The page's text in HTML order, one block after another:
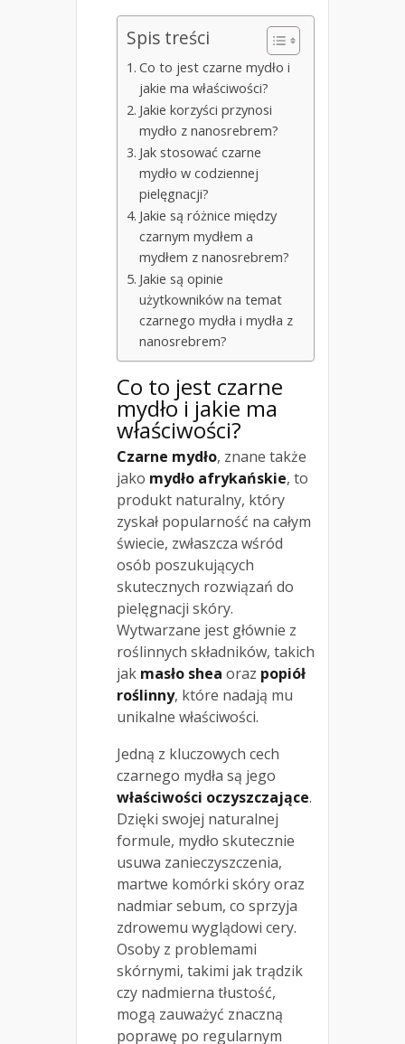
Spis treści
Co to jest czarne mydło i
jakie ma właściwości?
Jakie korzyści przynosi
mydło z nanosrebrem?
Jak stosować czarne
mydło w codziennej
pielęgnacji?
Jakie są różnice między
czarnym mydłem a
mydłem z nanosrebrem?
Jakie są opinie
użytkowników na temat
czarnego mydła i mydła z
nanosrebrem?
Co to jest czarne
mydło i jakie ma
właściwości?
Czarne mydło, znane także
jako mydło afrykańskie, to
produkt naturalny, który
zyskał popularność na całym
świecie, zwłaszcza wśród
osób poszukujących
skutecznych rozwiązań do
pielęgnacji skóry.
Wytwarzane jest głównie z
roślinnych składników, takich
jak masło shea oraz popiół
roślinny, które nadają mu
unikalne właściwości.
Jedną z kluczowych cech
czarnego mydła są jego
właściwości oczyszczające.
Dzięki swojej naturalnej
formule, mydło skutecznie
usuwa zanieczyszczenia,
martwe komórki skóry oraz
nadmiar sebum, co sprzyja
zdrowemu wyglądowi cery.
Osoby z problemami
skórnymi, takimi jak trądzik
czy nadmierna tłustość,
mogą zauważyć znaczną
poprawę po regularnym